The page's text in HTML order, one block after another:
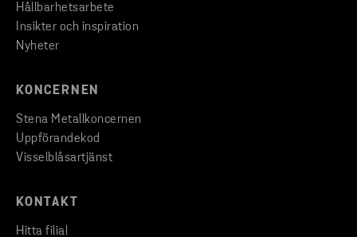
Hållbarhetsarbete
Insikter och inspiration
Nyheter
KONCERNEN
Stena Metallkoncernen
Uppförandekod
Visselblåsartjänst
KONTAKT
Hitta filial